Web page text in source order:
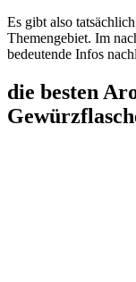
Es gibt also
Themengebiet. Im
bedeutende Infos
die besten